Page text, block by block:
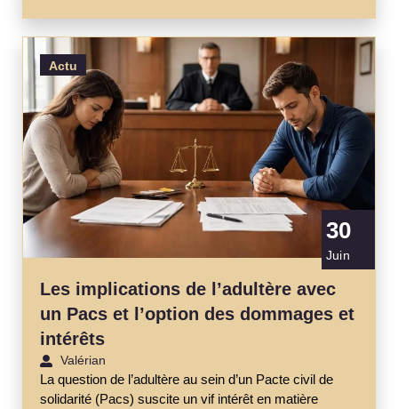
Actu
30
Juin
Les implications de l’adultère avec
un Pacs et l’option des dommages et
intérêts
Valérian
La question de l’adultère au sein d’un Pacte civil de
solidarité (Pacs) suscite un vif intérêt en matière